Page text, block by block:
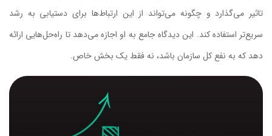
تاثیر می‌گذارد و چگونه می‌تواند از این ارتباط‌ها برای دستیابی به رشد
سریع‌تر استفاده کند. این دیدگاه جامع به او اجازه می‌دهد تا راه‌حل‌هایی ارائه
دهد که به نفع کل سازمان باشد، نه فقط یک بخش خاص.